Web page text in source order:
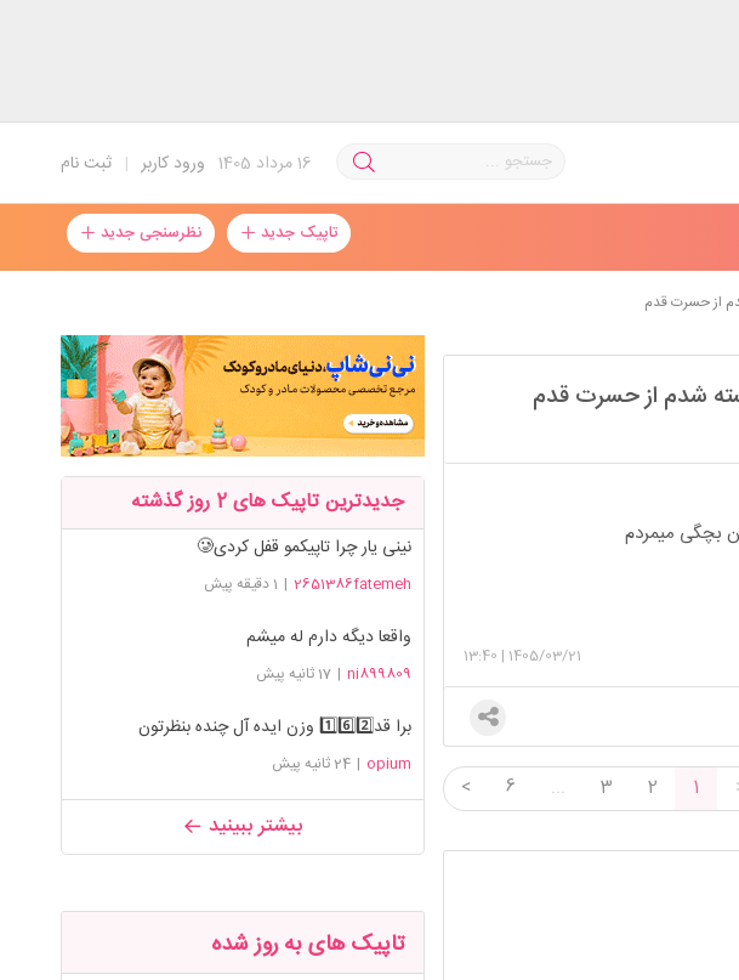
ثبت نام | ورود کاربر 16مرداد 1405
تاپیک جدید نظرسنجی جدید
از حسرت قدم
شدم از حسرت قدم
بچگی میمردم
1405/03/21
|
13:40
1
2
3
...
6
<
جدیدترین تاپیک های 2 روز گذشته
نینی یار چرا تاپیکمو قفل کردی🥲
2651386fatemeh
| 1 دقیقه پیش
واقعا دیگه دارم له میشم
ni899809
| 17 ثانیه پیش
برا قد1️⃣6️⃣2️⃣ وزن ایده آل چنده بنظرتون
opium
| 24 ثانیه پیش
بیشتر ببینید
تاپیک های به روز شده